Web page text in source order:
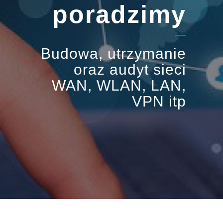
poradzimy
Budowa, utrzymanie
oraz audyt sieci
WAN, WLAN, LAN,
VPN itp